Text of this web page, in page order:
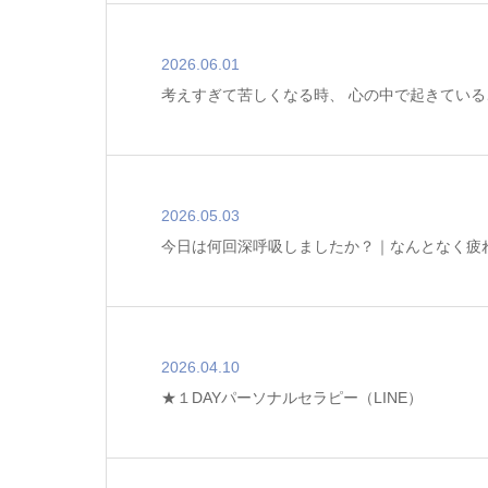
2026.06.01
考えすぎて苦しくなる時、 心の中で起きている
2026.05.03
今日は何回深呼吸しましたか？｜なんとなく疲
2026.04.10
★１DAYパーソナルセラピー（LINE）